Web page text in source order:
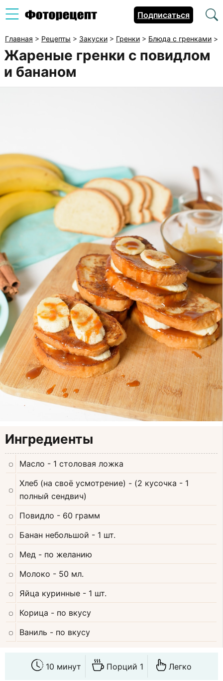
Подписаться
Главная > Рецепты > Закуски > Гренки > Блюда с гренками >
Жареные гренки с повидлом
и бананом
Ингредиенты
Масло - 1 столовая ложка
Хлеб (на своё усмотрение) - (2 кусочка - 1
полный сендвич)
Повидло - 60 грамм
Банан небольшой - 1 шт.
Мед - по желанию
Молоко - 50 мл.
Яйца куринные - 1 шт.
Корица - по вкусу
Ваниль - по вкусу
10 минут Порций 1 Легко